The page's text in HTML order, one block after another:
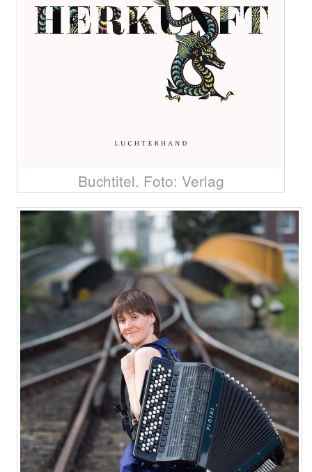
Buchtitel. Foto: Verlag